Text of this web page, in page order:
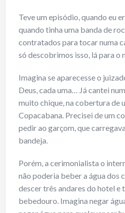
Teve um episódio, quando eu
quando tinha uma banda de
contratados para tocar numa
só descobrimos isso, lá para o
Imagina se aparecesse o
Deus, cada uma… Já cantei
muito chique, na cobertura de
Copacabana. Precisei de um
pedir ao garçom, que
bandeja.
Porém, a cerimonialista o
não poderia beber a água dos
descer três andares do hotel e
bebedouro. Imagina negar